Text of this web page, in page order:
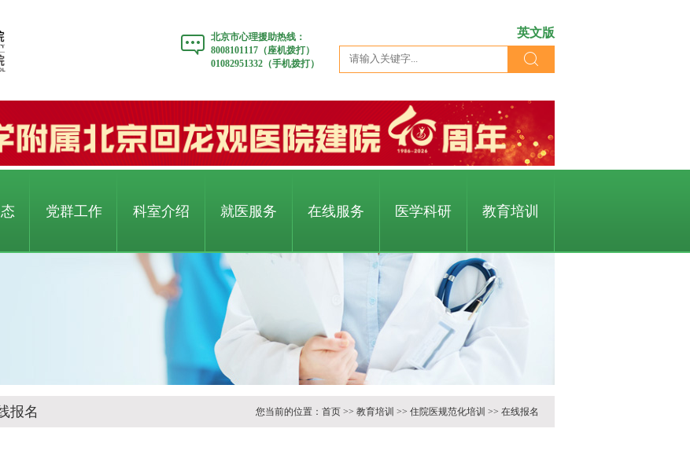
北京市心理援助热线：
8008101117（座机拨打）
01082951332（手机拨打）
英文版
党群工作 科室介绍 就医服务 在线服务 医学科研 教育培训
报名 您当前的位置： 首页 >> 教育培训 >> 住院医规范化培训 >> 在线报名